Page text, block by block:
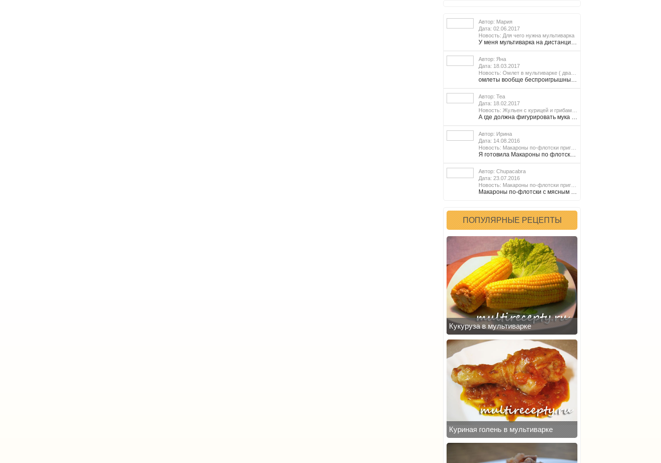
Автор: Мария
Дата: 02.06.2017
Новость: Для чего нужна мультиварка
У меня мультиварка на дистанционном управлении (с телефона могу все происходящее с ней отслеживать). Долго выбирала между фирмами и функциональными особенностями, остановилась на Редмонд (кстати, у других фирм такой функции не встречала вообще). Мне нравится, что можно не стоять над мультиваркой и не следить за готовкой. Мксимум 1 раз подхожу к ней пока еда готовится.
Автор: Яна
Дата: 18.03.2017
омлеты вообще беспроигрышный вариант, часто готовлю но в основном на сковороде которая у меня в комплекте с мультиваркой. пользуюсь Редмонд Мастерфрай и практически как на плите готовлю
Автор: Теа
Дата: 18.02.2017
А где должна фигурировать мука в первом рецепте жульена?
Автор: Ирина
Дата: 14.08.2016
Я готовила Макароны по флотски с говяжим фаршем и это было первое блюдо, которое я решила приготовить в своей первой мультиварке Smile. Получилось о-о-очень вкусно, делала всё по данному рецепту, кроме объёма - несколько больше. Огромное спасибо за рецепт. P.S. В моей мультиварке отсутствующий режим Жарка заменила на Кекс, минимум времени 30 мин.,обжаривала всё при закрытой крышке, периодически открывая её, чтоб добавить очередной ингредиент или перемешать. После добавления макарон и воды готовку продолжила на режиме На пару. Вместо режима Варка. Может кому-то поможет быстрее…
Автор: Chupacabra
Дата: 23.07.2016
Макароны по-флотски с мясным фаршем. Что может быть проще! Очень популярное и сытное мясное блюдо, которое под силу приготовить даже тем, кто далек от кулинарии. Главное, что на приготовление блюда уходит совсем мало времени.
ПОПУЛЯРНЫЕ РЕЦЕПТЫ
Кукуруза в мультиварке
Куриная голень в мультиварке